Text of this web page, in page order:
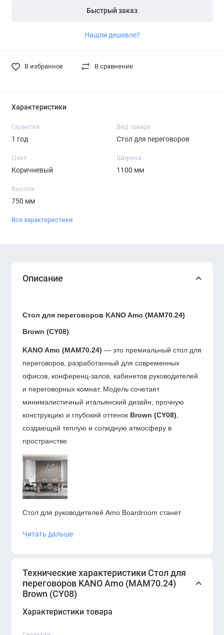
Быстрый заказ
Нашли дешевле?
В избранное В сравнение
Характеристики
Гарантия
1 год
Вид товара
Стол для переговоров
Цвет
Коричневый
Ширина
1100 мм
Высота
750 мм
Все характеристики
Описание
Стол для переговоров KANO Amo (MAM70.24)
Brown (CY08)
KANO Amo (MAM70.24) — это премиальный стол для
переговоров, разработанный для современных
офисов, конференц-залов, кабинетов руководителей
и переговорных комнат. Модель сочетает
минималистичный итальянский дизайн, прочную
конструкцию и глубокий оттенок Brown (CY08),
создающий теплую и солидную атмосферу в
пространстве.
Стол для руководителей Amo Boardroom станет
Изготовленный из высококачественного шпона, он
для продуктивных встреч, а трёхмерная плавно
изогнутая столешница из шпона в форме листа
Читать дальше
Технические характеристики Стол для
переговоров KANO Amo (MAM70.24)
Brown (CY08)
Характеристики товара